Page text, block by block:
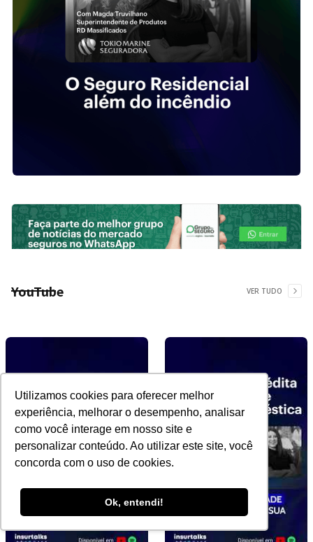
Utilizamos cookies para oferecer melhor
experiência, melhorar o desempenho, analisar
como você interage em nosso site e
personalizar conteúdo. Ao utilizar este site, você
concorda com o uso de cookies.
Ok, entendi!
YouTube VER TUDO